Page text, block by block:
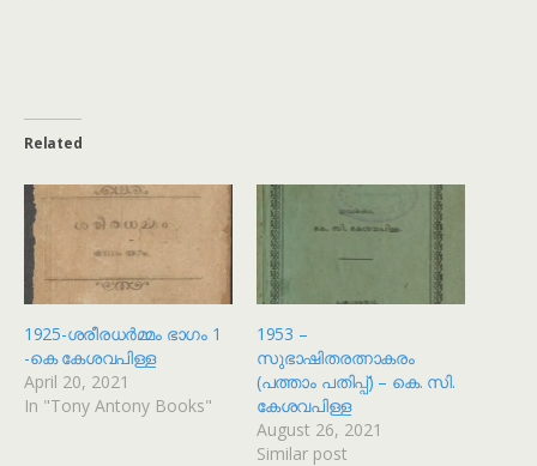
Related
1925-ശരീരധര്‍മ്മം ഭാഗം 1
-കെ കേശവപിള്ള
April 20, 2021
In "Tony Antony Books"
1953 –
സുഭാഷിതരത്നാകരം
(പത്താം പതിപ്പ്) – കെ. സി.
കേശവപിള്ള
August 26, 2021
Similar post